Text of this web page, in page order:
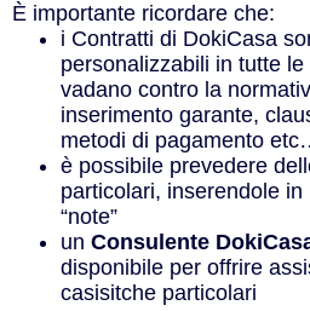
È importante ricordare che:
i Contratti di DokiCasa
personalizzabili in tutte
vadano contro la
inserimento garante,
metodi di pagamento
è possibile prevedere
particolari, inserendole in
“note”
un Consulente
disponibile per offrire
casisitche particolari